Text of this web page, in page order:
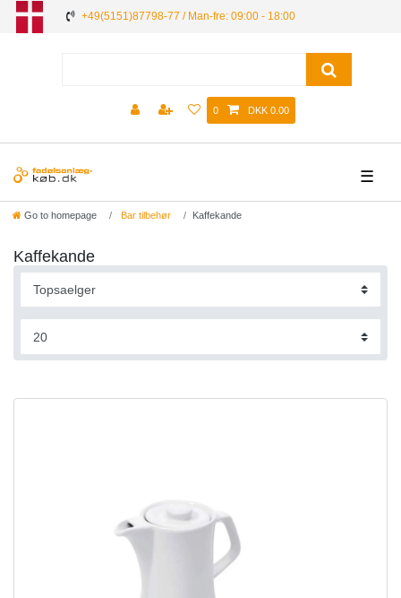
+49(5151)87798-77 / Man-fre: 09:00 - 18:00
0 DKK 0.00
☰
Go to homepage Bar tilbehør Kaffekande
Kaffekande